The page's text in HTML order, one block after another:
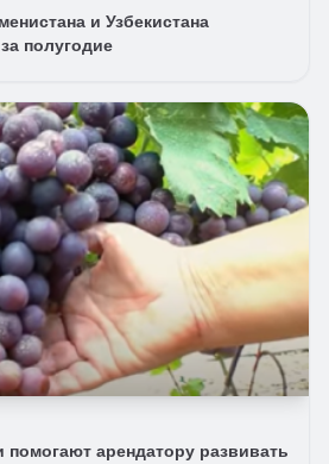
и Узбекистана
полугодие
арендатору развивать